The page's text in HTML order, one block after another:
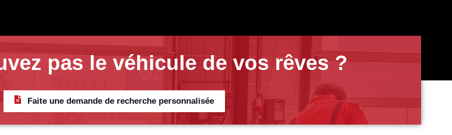
pas le véhicule de vos rêves ?
Faite une demande de recherche personnalisée